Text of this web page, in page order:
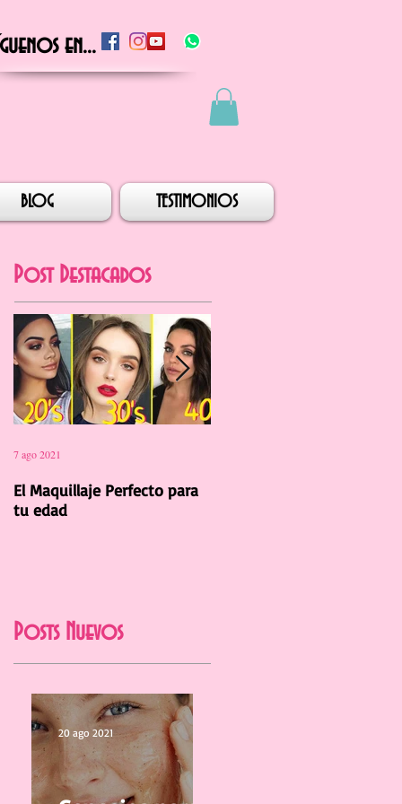
en...
BLOG TESTIMONIOS
Post Destacados
El Maquillaje Perfecto para
tu edad
7 ago 2021
Posts Nuevos
20 ago 2021